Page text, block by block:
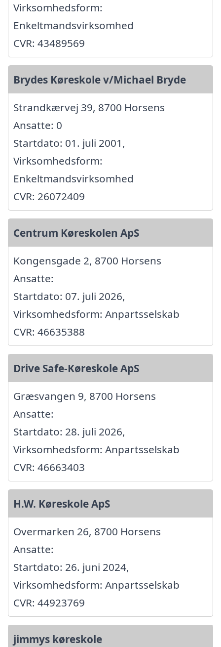
Virksomhedsform:
Enkeltmandsvirksomhed
CVR: 43489569
Brydes Køreskole v/Michael Bryde
Strandkærvej 39, 8700 Horsens
Ansatte: 0
Startdato: 01. juli 2001,
Virksomhedsform:
Enkeltmandsvirksomhed
CVR: 26072409
Centrum Køreskolen ApS
Kongensgade 2, 8700 Horsens
Ansatte:
Startdato: 07. juli 2026,
Virksomhedsform: Anpartsselskab
CVR: 46635388
Drive Safe-Køreskole ApS
Græsvangen 9, 8700 Horsens
Ansatte:
Startdato: 28. juli 2026,
Virksomhedsform: Anpartsselskab
CVR: 46663403
H.W. Køreskole ApS
Overmarken 26, 8700 Horsens
Ansatte:
Startdato: 26. juni 2024,
Virksomhedsform: Anpartsselskab
CVR: 44923769
jimmys køreskole